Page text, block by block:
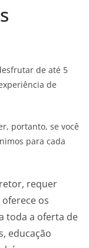
de até 5
de
portanto, se você
para cada
requer
os
toda a oferta de
educação